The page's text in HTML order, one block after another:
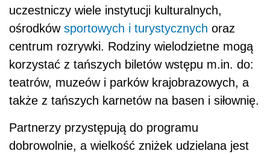
uczestniczy wiele instytucji kulturalnych,
ośrodków sportowych i turystycznych oraz
centrum rozrywki. Rodziny wielodzietne mogą
korzystać z tańszych biletów wstępu m.in. do:
teatrów, muzeów i parków krajobrazowych, a
także z tańszych karnetów na basen i siłownię.
Partnerzy przystępują do programu
dobrowolnie, a wielkość zniżek udzielana jest